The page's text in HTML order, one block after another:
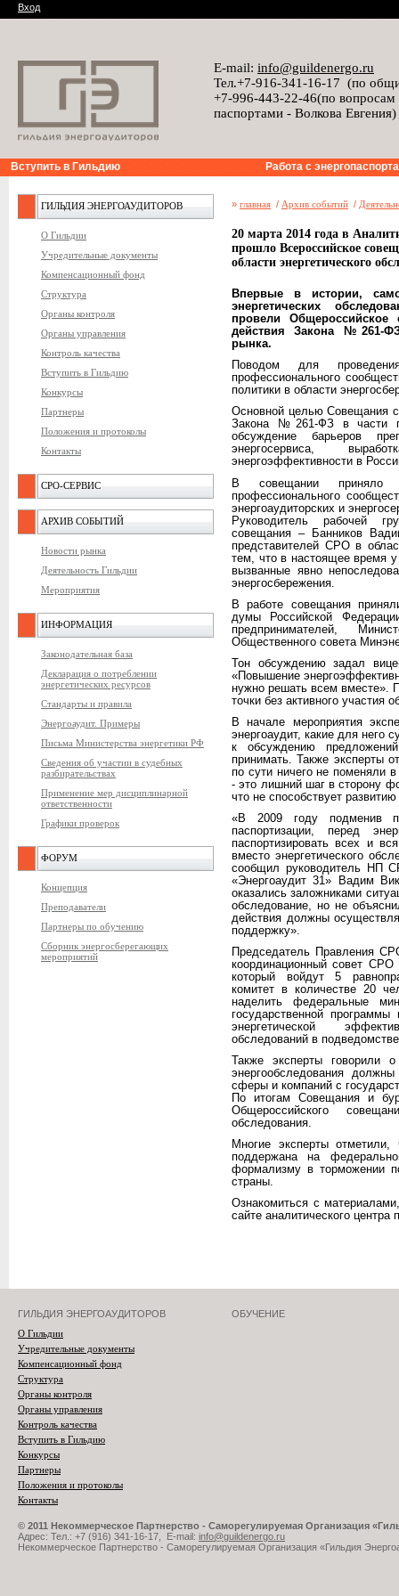
Вход
E-mail: info@guildenergo.ru
Тел.+7-916-341-16-17 (по
+7-996-443-22-46(по
паспортами - Волкова Евгения)
Вступить в Гильдию Работа с
ГИЛЬДИЯ ЭНЕРГОАУДИТОРОВ
О Гильдии
Учредительные документы
Компенсационный фонд
Структура
Органы контроля
Органы управления
Контроль качества
Вступить в Гильдию
Конкурсы
Партнеры
Положения и протоколы
Контакты
СРО-СЕРВИС
АРХИВ СОБЫТИЙ
Новости рынка
Деятельность Гильдии
Мероприятия
ИНФОРМАЦИЯ
Законодательная база
Декларация о потреблении
энергетических ресурсов
Стандарты и правила
Энергоаудит. Примеры
Письма Министерства энергетики РФ
Сведения об участии в судебных
разбирательствах
Применение мер дисциплинарной
ответственности
Графики проверок
ФОРУМ
Концепция
Преподаватели
Партнеры по обучению
Сборник энергосберегающих
мероприятий
» главная / Архив событий /
20 марта 2014 года в
прошло Всероссийское
области энергетического
Впервые в истории,
энергетических
провели Общероссийское
действия Закона №261-
рынка.
Поводом для
профессионального
политики в области
Основной целью Совещания
Закона №261-ФЗ в части
обсуждение барьеров
энергосервиса,
энергоэффективности в
В совещании приняло
профессионального
энергоаудиторских и
Руководитель рабочей
совещания – Банников
представителей СРО в
тем, что в настоящее время
вызванные явно
энергосбережения.
В работе совещания
думы Российской
предпринимателей,
Общественного совета
Тон обсуждению задал
«Повышение
нужно решать всем вместе».
точки без активного участия
В начале мероприятия
энергоаудит, какие для него
к обсуждению
принимать. Также эксперты
по сути ничего не поменяли
- это лишний шаг в сторону
что не способствует
«В 2009 году подменив
паспортизации, перед
паспортизировать всех и
вместо энергетического
сообщил руководитель НП
«Энергоаудит 31» Вадим
оказались заложниками
обследование, но не
действия должны
поддержку».
Председатель Правления
координационный совет СРО
который войдут 5
комитет в количестве 20
наделить федеральные
государственной
энергетической
обследований в
Также эксперты говорили
энергообследования
сферы и компаний с
По итогам Совещания и
Общероссийского
обследования.
Многие эксперты
поддержана на
формализму в торможении
страны.
Ознакомиться с
сайте аналитического
ГИЛЬДИЯ ЭНЕРГОАУДИТОРОВ
О Гильдии
Учредительные документы
Компенсационный фонд
Структура
Органы контроля
Органы управления
Контроль качества
Вступить в Гильдию
Конкурсы
Партнеры
Положения и протоколы
Контакты
ОБУЧЕНИЕ
© 2011 Некоммерческое Партнерство - Саморегулируемая Организация
Адрес: Тел.: +7 (916) 341-16-17, E-mail: info@guildenergo.ru
Некоммерческое Партнерство - Саморегулируемая Организация «Гильдия